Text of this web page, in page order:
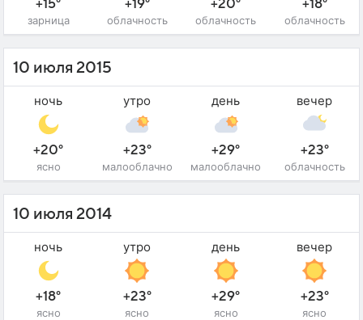
+15°
зарница
+19°
облачность
+20°
облачность
+18°
облачность
10 июля 2015
ночь
+20°
ясно
утро
+23°
малооблачно
день
+29°
малооблачно
вечер
+23°
облачность
10 июля 2014
ночь
+18°
ясно
утро
+23°
ясно
день
+29°
ясно
вечер
+23°
ясно